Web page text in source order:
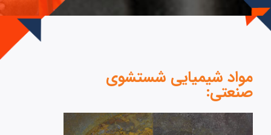
مواد شیمیایی شستشوی
صنعتی: